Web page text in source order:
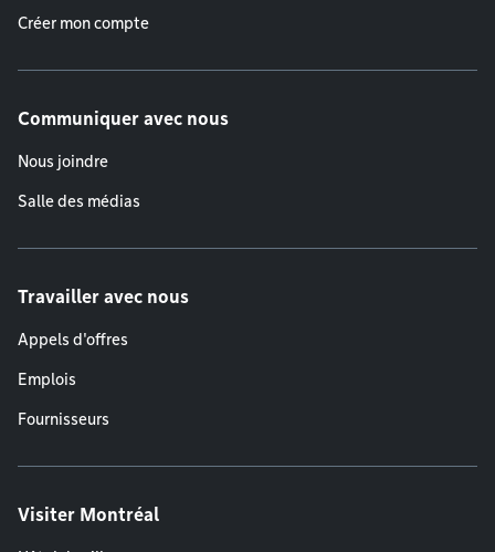
Créer mon compte
Communiquer avec nous
Nous joindre
Salle des médias
Travailler avec nous
Appels d'offres
Emplois
Fournisseurs
Visiter Montréal